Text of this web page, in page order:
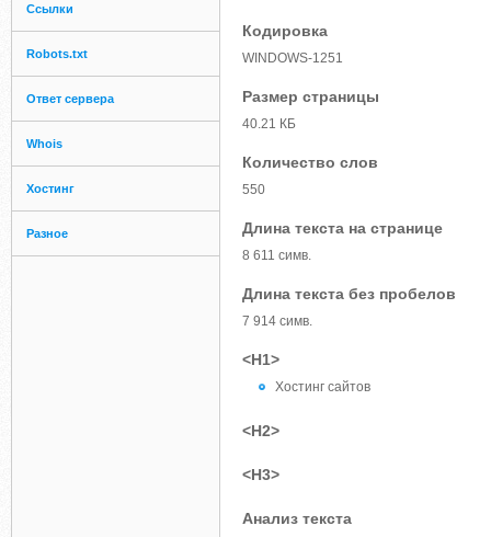
Ссылки
Robots.txt
Ответ сервера
Whois
Хостинг
Разное
Кодировка
WINDOWS-1251
Размер страницы
40.21 КБ
Количество слов
550
Длина текста на странице
8 611 симв.
Длина текста без пробелов
7 914 симв.
<H1>
Хостинг сайтов
<H2>
<H3>
Анализ текста